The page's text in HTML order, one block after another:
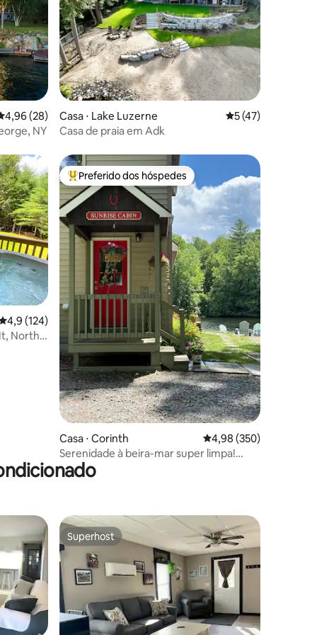
de uma avaliação média de 5, 28 avaliações
4,96 (28)
NY
Casa ⋅ Lake Luzerne 5 de uma
5 (47)
Casa de praia em Adk
de uma avaliação média de 5, 124 avaliações
4,9 (124)
North
Entre os melhores preferidos dos hóspedes
Preferido dos hóspedes
Casa ⋅ Corinth 4,98 de uma avaliação
4,98 (350)
Serenidade à beira-mar super limpa!
Banheira de hidromassagem - Nascer do
sol!
Superhost
Superhost